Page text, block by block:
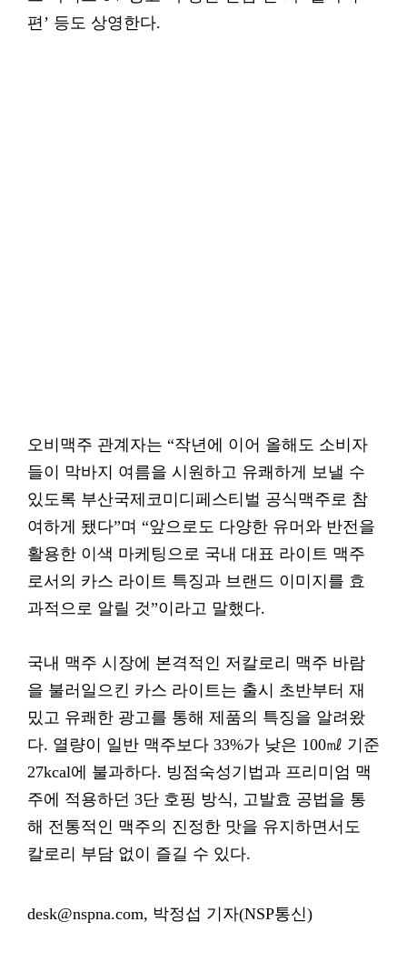
편’ 등도 상영한다.
오비맥주 관계자는 “작년에 이어 올해도 소비자
들이 막바지 여름을 시원하고 유쾌하게 보낼 수
있도록 부산국제코미디페스티벌 공식맥주로 참
여하게 됐다”며 “앞으로도 다양한 유머와 반전을
활용한 이색 마케팅으로 국내 대표 라이트 맥주
로서의 카스 라이트 특징과 브랜드 이미지를 효
과적으로 알릴 것”이라고 말했다.
국내 맥주 시장에 본격적인 저칼로리 맥주 바람
을 불러일으킨 카스 라이트는 출시 초반부터 재
밌고 유쾌한 광고를 통해 제품의 특징을 알려왔
다. 열량이 일반 맥주보다 33%가 낮은 100㎖ 기준
27kcal에 불과하다. 빙점숙성기법과 프리미엄 맥
주에 적용하던 3단 호핑 방식, 고발효 공법을 통
해 전통적인 맥주의 진정한 맛을 유지하면서도
칼로리 부담 없이 즐길 수 있다.
desk@nspna.com, 박정섭 기자(NSP통신)